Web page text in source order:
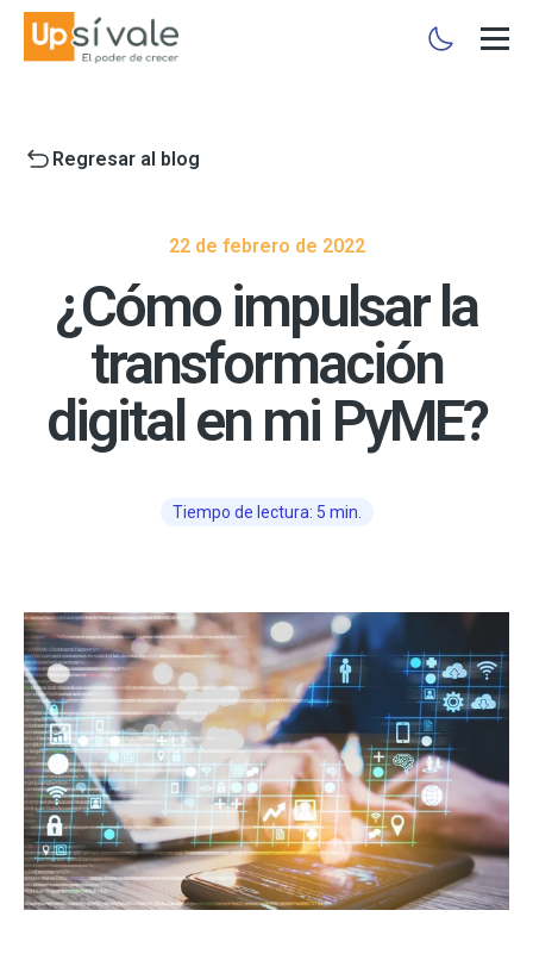
Regresar al blog
22 de febrero de 2022
¿Cómo impulsar la
transformación
digital en mi PyME?
Tiempo de lectura: 5 min.